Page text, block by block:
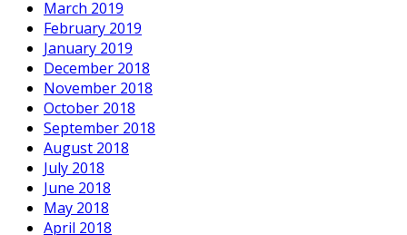
March 2019
February 2019
January 2019
December 2018
November 2018
October 2018
September 2018
August 2018
July 2018
June 2018
May 2018
April 2018